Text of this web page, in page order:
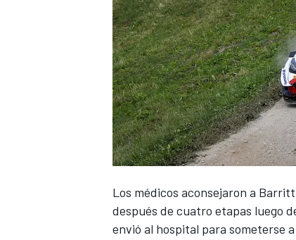
NASCAR CUP
Los médicos aconsejaron a
después de cuatro etapas luego
envió al hospital para someterse